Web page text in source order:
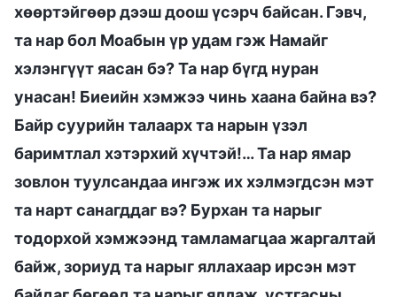
хөөртэйгөөр дээш доош үсэрч байсан. Гэвч,
та нар бол Моабын үр удам гэж Намайг
хэлэнгүүт яасан бэ? Та нар бүгд нуран
унасан! Биеийн хэмжээ чинь хаана байна вэ?
Байр суурийн талаарх та нарын үзэл
баримтлал хэтэрхий хүчтэй!… Та нар ямар
зовлон туулсандаа ингэж их хэлмэгдсэн мэт
та нарт санагддаг вэ? Бурхан та нарыг
тодорхой хэмжээнд тамламагцаа жаргалтай
байж, зориуд та нарыг яллахаар ирсэн мэт